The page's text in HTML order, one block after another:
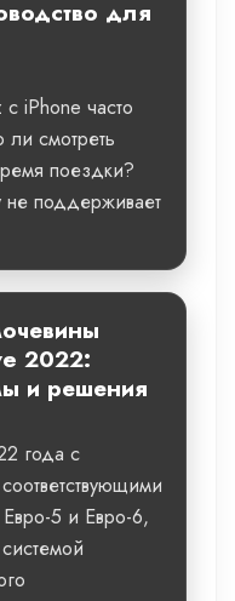
для
iPhone часто
смотреть
поездки?
поддерживает
2022:
и решения
года с
Евро-5 и Евро-6,